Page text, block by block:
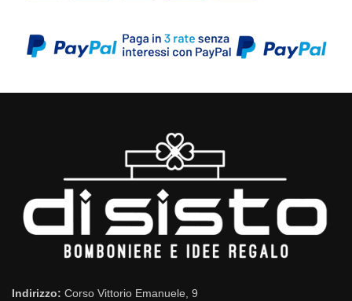
Indirizzo: Corso Vittorio Emanuele, 9